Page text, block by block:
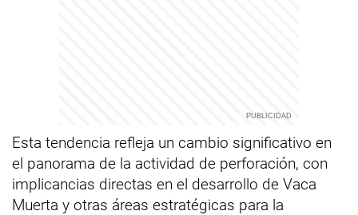
Esta tendencia refleja un cambio significativo en
el panorama de la actividad de perforación, con
implicancias directas en el desarrollo de Vaca
Muerta y otras áreas estratégicas para la